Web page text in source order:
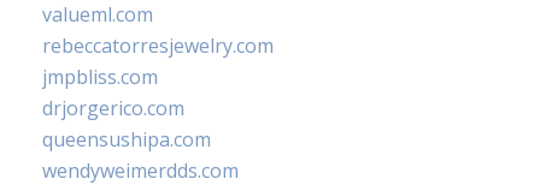
valueml.com
rebeccatorresjewelry.com
jmpbliss.com
drjorgerico.com
queensushipa.com
wendyweimerdds.com